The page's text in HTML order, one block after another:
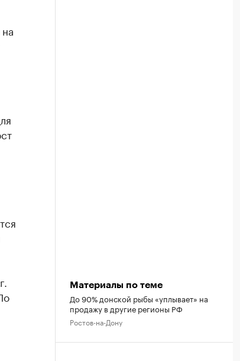
Материалы по теме
До 90% донской рыбы «уплывает» на
продажу в другие регионы РФ
Ростов-на-Дону